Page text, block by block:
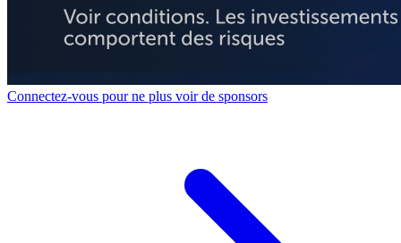
Connectez-vous pour ne plus voir de sponsors